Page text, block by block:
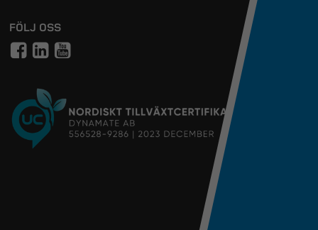
FÖLJ OSS